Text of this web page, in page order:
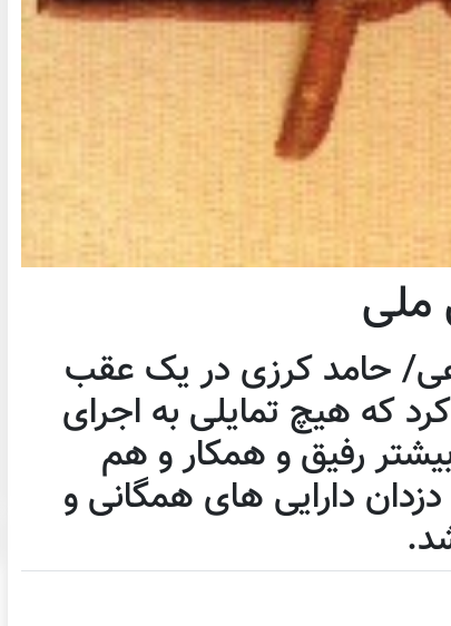
ملی
حامد کرزی در يک عقب
که هيچ تمایلی به اجرای
رفيق و همکار و هم
دارایی های همگانی و